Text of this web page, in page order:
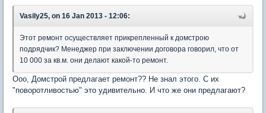
Vasily25, on 16 Jan 2013 - 12:06:
Этот ремонт осуществляет прикрепленный к домстрою
подрядчик? Менеджер при заключении договора говорил, что от
10 000 за кв.м. они делают какой-то ремонт.
Ооо, Домстрой предлагает ремонт?? Не знал этого. С их
"поворотливостью" это удивительно. И что же они предлагают?